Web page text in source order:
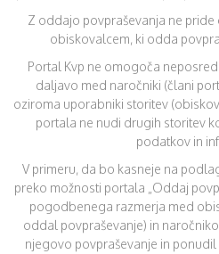
Z oddajo povpraševanja ne
obiskovalcem, ki odda
Portal Kvp ne omogoča
daljavo med naročniki (člani
oziroma uporabniki storitev
portala ne nudi drugih storitev
podatkov in
V primeru, da bo kasneje na
preko možnosti portala „Oddaj
pogodbenega razmerja med
oddal povpraševanje) in
njegovo povpraševanje in